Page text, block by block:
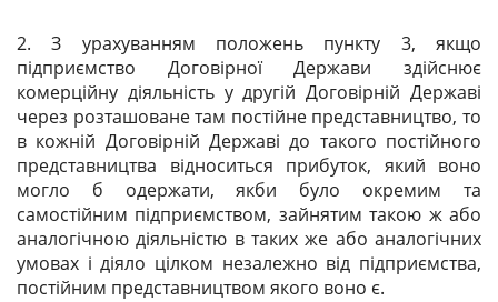
2. З урахуванням положень пункту 3, якщо
підприємство Договірної Держави здійснює
комерційну діяльність у другій Договірній Державі
через розташоване там постійне представництво, то
в кожній Договірній Державі до такого постійного
представництва відноситься прибуток, який воно
могло б одержати, якби було окремим та
самостійним підприємством, зайнятим такою ж або
аналогічною діяльністю в таких же або аналогічних
умовах і діяло цілком незалежно від підприємства,
постійним представництвом якого воно є.